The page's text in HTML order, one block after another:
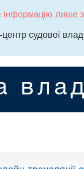
лише
судової